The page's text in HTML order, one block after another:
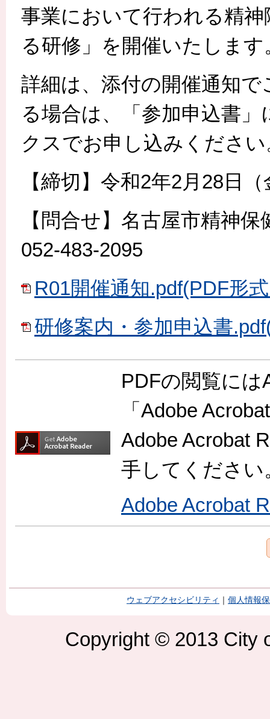
事業において行われる精
る研修」を開催いたします
詳細は、添付の開催通知
る場合は、「参加申込書
クスでお申し込みください
【締切】令和2年2月28日
【問合せ】名古屋市精神
052-483-2095
R01開催通知.pdf(PDF形
研修案内・参加申込書
PDFの閲覧に
「Adobe
Adobe Acrobat
手してください
Adobe Acrobat
ウェブアクセシビリティ 個人情報
Copyright © 2013 City